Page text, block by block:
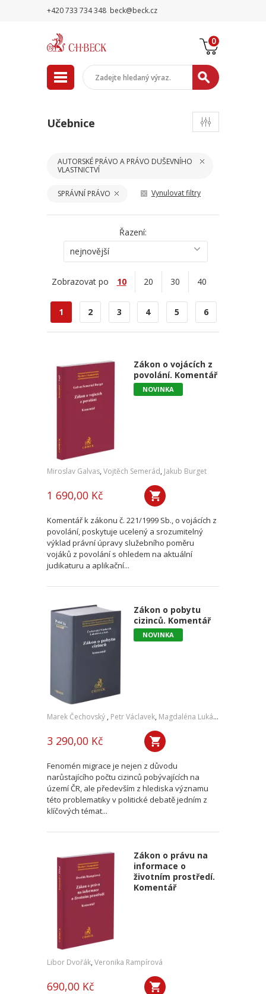
+420 733 734 348 beck@beck.cz
0
Učebnice
AUTORSKÉ PRÁVO A PRÁVO DUŠEVNÍHO
VLASTNICTVÍ
SPRÁVNÍ PRÁVO Vynulovat filtry
Řazení:
nejnovější
Zobrazovat po 10 20 30 40
1 2 3 4 5 6
Zákon o vojácích z
povolání. Komentář
NOVINKA
Miroslav Galvas, Vojtěch Semerád, Jakub Burget
1 690,00 Kč
Komentář k zákonu č. 221/1999 Sb., o vojácích z
povolání, poskytuje ucelený a srozumitelný
výklad právní úpravy služebního poměru
vojáků z povolání s ohledem na aktuální
judikaturu a aplikační...
Zákon o pobytu
cizinců. Komentář
NOVINKA
Marek Čechovský , Petr Václavek, Magdaléna Lukášová
3 290,00 Kč
Fenomén migrace je nejen z důvodu
narůstajícího počtu cizinců pobývajících na
území ČR, ale především z hlediska významu
této problematiky v politické debatě jedním z
klíčových témat...
Zákon o právu na
informace o
životním prostředí.
Komentář
Libor Dvořák, Veronika Rampírová
690,00 Kč